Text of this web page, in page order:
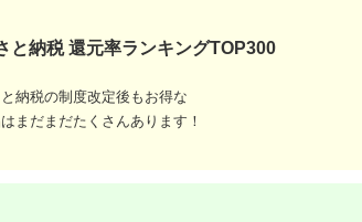
るさと納
と納税 還元率ランキングTOP300
納税の制度改定後もお得な
まだまだたくさんあります！